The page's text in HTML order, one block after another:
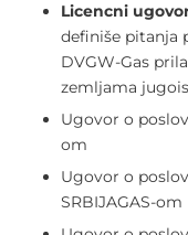
Licencni
definiše pitanja
DVGW-Gas
zemljama
Ugovor o
om
Ugovor o
SRBIJAGAS-om